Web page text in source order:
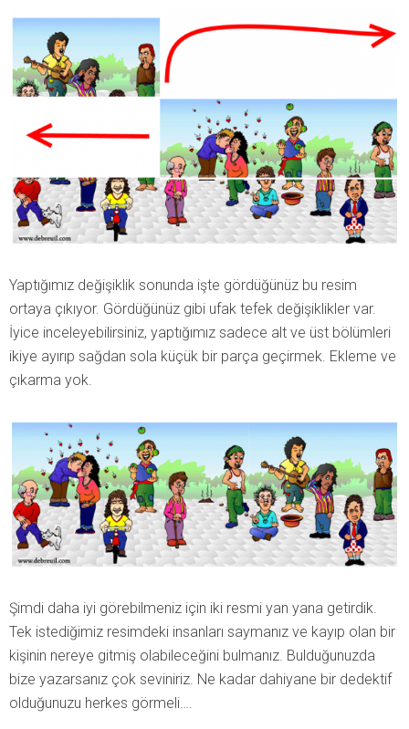
Yaptığımız değişiklik sonunda işte gördüğünüz bu resim
ortaya çıkıyor. Gördüğünüz gibi ufak tefek değişiklikler var.
İyice inceleyebilirsiniz, yaptığımız sadece alt ve üst bölümleri
ikiye ayırıp sağdan sola küçük bir parça geçirmek. Ekleme ve
çıkarma yok.
Şimdi daha iyi görebilmeniz için iki resmi yan yana getirdik.
Tek istediğimiz resimdeki insanları saymanız ve kayıp olan bir
kişinin nereye gitmiş olabileceğini bulmanız. Bulduğunuzda
bize yazarsanız çok seviniriz. Ne kadar dahiyane bir dedektif
olduğunuzu herkes görmeli….